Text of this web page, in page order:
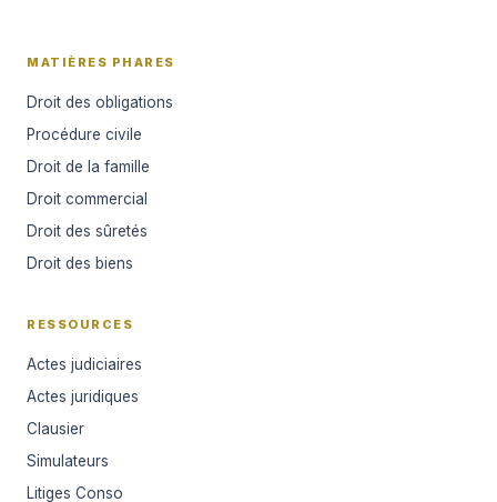
MATIÈRES PHARES
Droit des obligations
Procédure civile
Droit de la famille
Droit commercial
Droit des sûretés
Droit des biens
RESSOURCES
Actes judiciaires
Actes juridiques
Clausier
Simulateurs
Litiges Conso